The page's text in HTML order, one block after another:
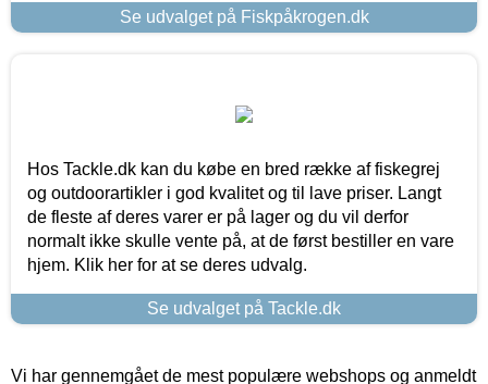
Se udvalget på Fiskpåkrogen.dk
Hos Tackle.dk kan du købe en bred række af fiskegrej
og outdoorartikler i god kvalitet og til lave priser. Langt
de fleste af deres varer er på lager og du vil derfor
normalt ikke skulle vente på, at de først bestiller en vare
hjem. Klik her for at se deres udvalg.
Se udvalget på Tackle.dk
Vi har gennemgået de mest populære webshops og anmeldt